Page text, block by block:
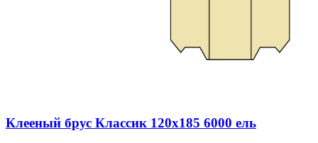
Клееный брус Классик 120x185 6000 ель